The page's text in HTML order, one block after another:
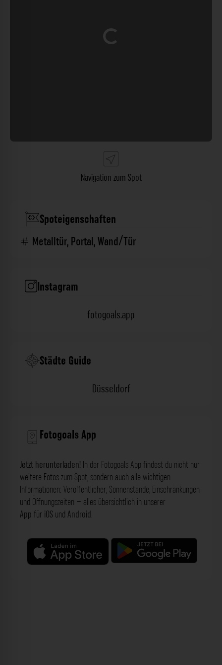
Navigation zum Spot
Spoteigenschaften
Metalltür,Portal,Wand/Tür
Instagram
fotogoals.app
Städte Guide
Düsseldorf
Fotogoals App
Jetzt herunterladen! In der Fotogoals App findest du nicht nur
weitere Fotos zum Spot, sondern auch alle wichtigen
Informationen: Veröffentlicher, Sonnenstände, Einschränkungen
und Öffnungszeiten – alles übersichtlich in unserer
App für iOS und Android.